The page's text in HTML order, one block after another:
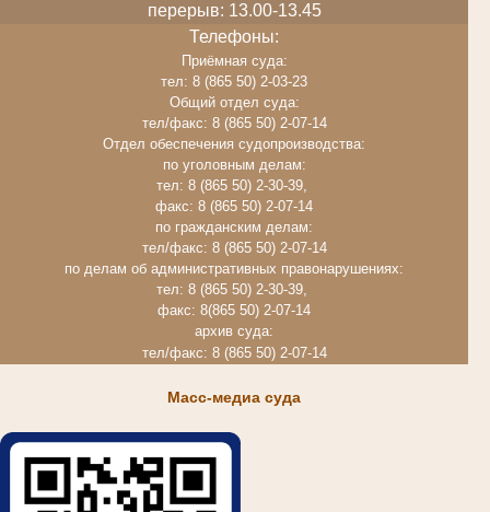
перерыв: 13.00-13.45
Телефоны:
Приёмная суда:
тел: 8 (865 50) 2-03-23
Общий отдел суда:
тел/факс: 8 (865 50) 2-07-14
Отдел обеспечения судопроизводства:
по уголовным делам:
тел: 8 (865 50) 2-30-39,
факс: 8 (865 50) 2-07-14
по гражданским делам:
тел/факс: 8 (865 50) 2-07-14
по делам об административных правонарушениях:
тел: 8 (865 50) 2-30-39,
факс: 8(865 50) 2-07-14
архив суда:
тел/факс: 8 (865 50) 2-07-14
Масс-медиа суда